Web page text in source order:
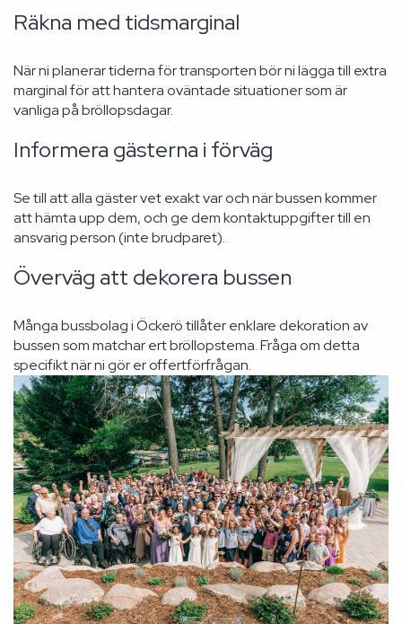
Räkna med tidsmarginal
När ni planerar tiderna för transporten bör ni lägga till extra
marginal för att hantera oväntade situationer som är
vanliga på bröllopsdagar.
Informera gästerna i förväg
Se till att alla gäster vet exakt var och när bussen kommer
att hämta upp dem, och ge dem kontaktuppgifter till en
ansvarig person (inte brudparet).
Överväg att dekorera bussen
Många bussbolag i Öckerö tillåter enklare dekoration av
bussen som matchar ert bröllopstema. Fråga om detta
specifikt när ni gör er offertförfrågan.